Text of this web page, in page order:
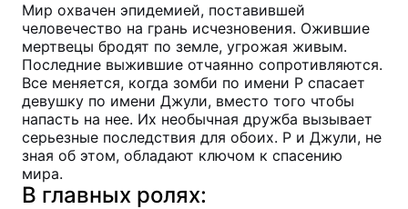
Мир охвачен эпидемией, поставившей
человечество на грань исчезновения. Ожившие
мертвецы бродят по земле, угрожая живым.
Последние выжившие отчаянно сопротивляются.
Все меняется, когда зомби по имени Р спасает
девушку по имени Джули, вместо того чтобы
напасть на нее. Их необычная дружба вызывает
серьезные последствия для обоих. Р и Джули, не
зная об этом, обладают ключом к спасению
мира.
В главных ролях: